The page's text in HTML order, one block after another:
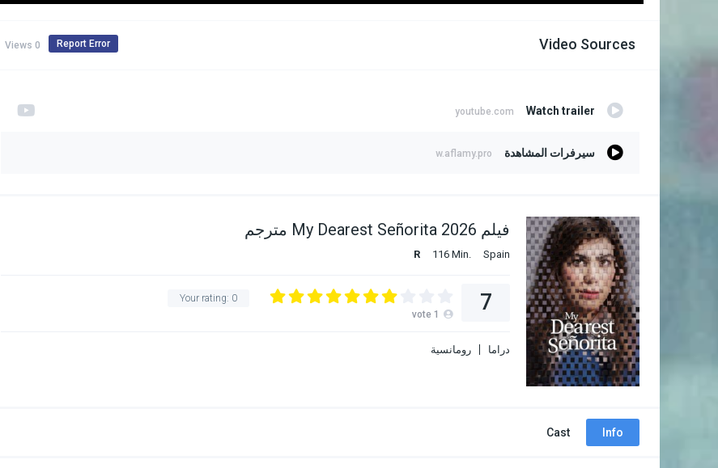
Video Sources
0 Views Report Error
Watch trailer
youtube.com
سيرفرات المشاهدة w.aflamy.pro
فيلم My Dearest Señorita 2026 مترجم
Spain
116 Min.
R
Your rating: 0 7
1
vote
دراما رومانسية
Info
Cast